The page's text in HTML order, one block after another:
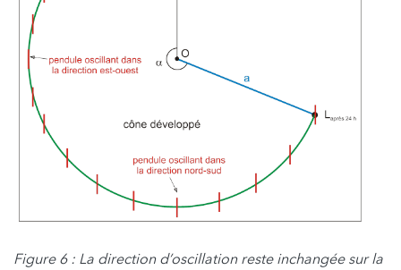
Figure 6 : La direction d’oscillation reste inchangée sur la